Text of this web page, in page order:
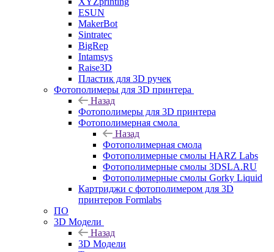
ESUN
MakerBot
Sintratec
BigRep
Intamsys
Raise3D
Пластик для 3D ручек
Фотополимеры для 3D принтера
Назад
Фотополимеры для 3D принтера
Фотополимерная смола
Назад
Фотополимерная смола
Фотополимерные смолы HARZ Labs
Фотополимерные смолы 3DSLA.RU
Фотополимерные смолы Gorky Liquid
Картриджи с фотополимером для 3D
принтеров Formlabs
ПО
3D Модели
Назад
3D Модели